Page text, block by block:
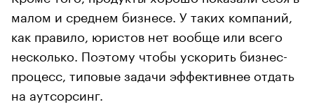
малом и среднем бизнесе. У таких компаний,
как правило, юристов нет вообще или всего
несколько. Поэтому чтобы ускорить бизнес-
процесс, типовые задачи эффективнее отдать
на аутсорсинг.